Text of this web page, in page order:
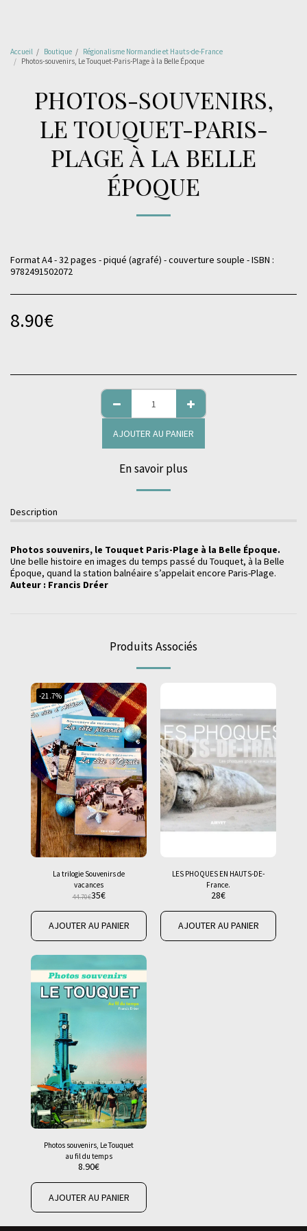
Accueil Boutique
Régionalisme Normandie et Hauts-de-France
Photos-souvenirs, Le Touquet-Paris-Plage à la Belle Époque
PHOTOS-SOUVENIRS,
LE TOUQUET-PARIS-
PLAGE À LA BELLE
ÉPOQUE
Format A4 - 32 pages - piqué (agrafé) - couverture souple - ISBN :
9782491502072
8.90€
AJOUTER AU PANIER
En savoir plus
Description
Photos souvenirs, le Touquet Paris-Plage à la Belle Époque.
Une belle histoire en images du temps passé du Touquet, à la Belle
Époque, quand la station balnéaire s’appelait encore Paris-Plage.
Auteur : Francis Dréer
Produits Associés
-21.7%
La trilogie Souvenirs de
vacances
44.70€35€
AJOUTER AU PANIER
LES PHOQUES EN HAUTS-DE-
France.
28€
AJOUTER AU PANIER
Photos souvenirs, Le Touquet
au fil du temps
8.90€
AJOUTER AU PANIER